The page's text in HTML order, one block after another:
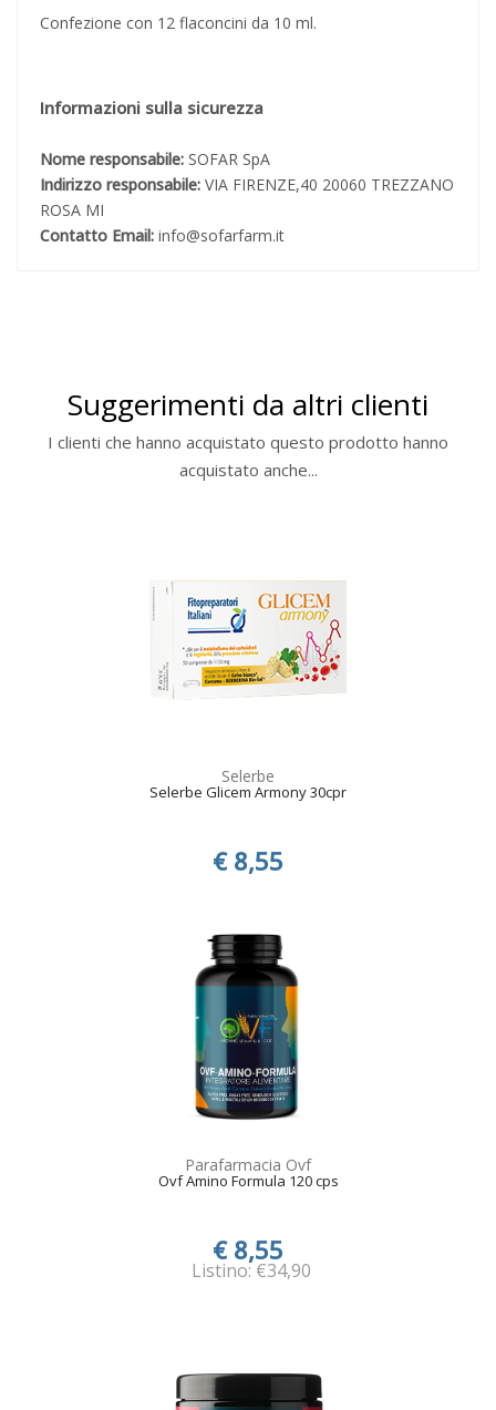
Confezione con 12 flaconcini da 10 ml.
Informazioni sulla sicurezza
Nome responsabile: SOFAR SpA
Indirizzo responsabile: VIA FIRENZE,40 20060 TREZZANO
ROSA MI
Contatto Email: info@sofarfarm.it
Suggerimenti da altri clienti
I clienti che hanno acquistato questo prodotto hanno
acquistato anche...
Selerbe
Selerbe Glicem Armony 30cpr
€ 8,55
Parafarmacia Ovf
Ovf Amino Formula 120 cps
€ 8,55
Listino: €34,90